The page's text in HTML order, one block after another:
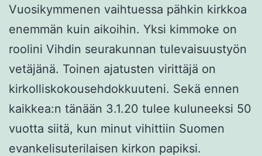
Vuosikymmenen vaihtuessa pähkin kirkkoa
enemmän kuin aikoihin. Yksi kimmoke on
roolini Vihdin seurakunnan tulevaisuustyön
vetäjänä. Toinen ajatusten virittäjä on
kirkolliskokousehdokkuuteni. Sekä ennen
kaikkea:n tänään 3.1.20 tulee kuluneeksi 50
vuotta siitä, kun minut vihittiin Suomen
evankelisuterilaisen kirkon papiksi.